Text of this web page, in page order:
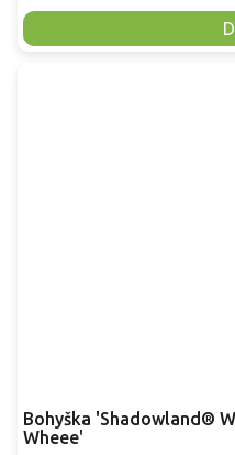
Bohyška 'Shadowland®
Wheee'